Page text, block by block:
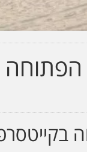
הפתוחה